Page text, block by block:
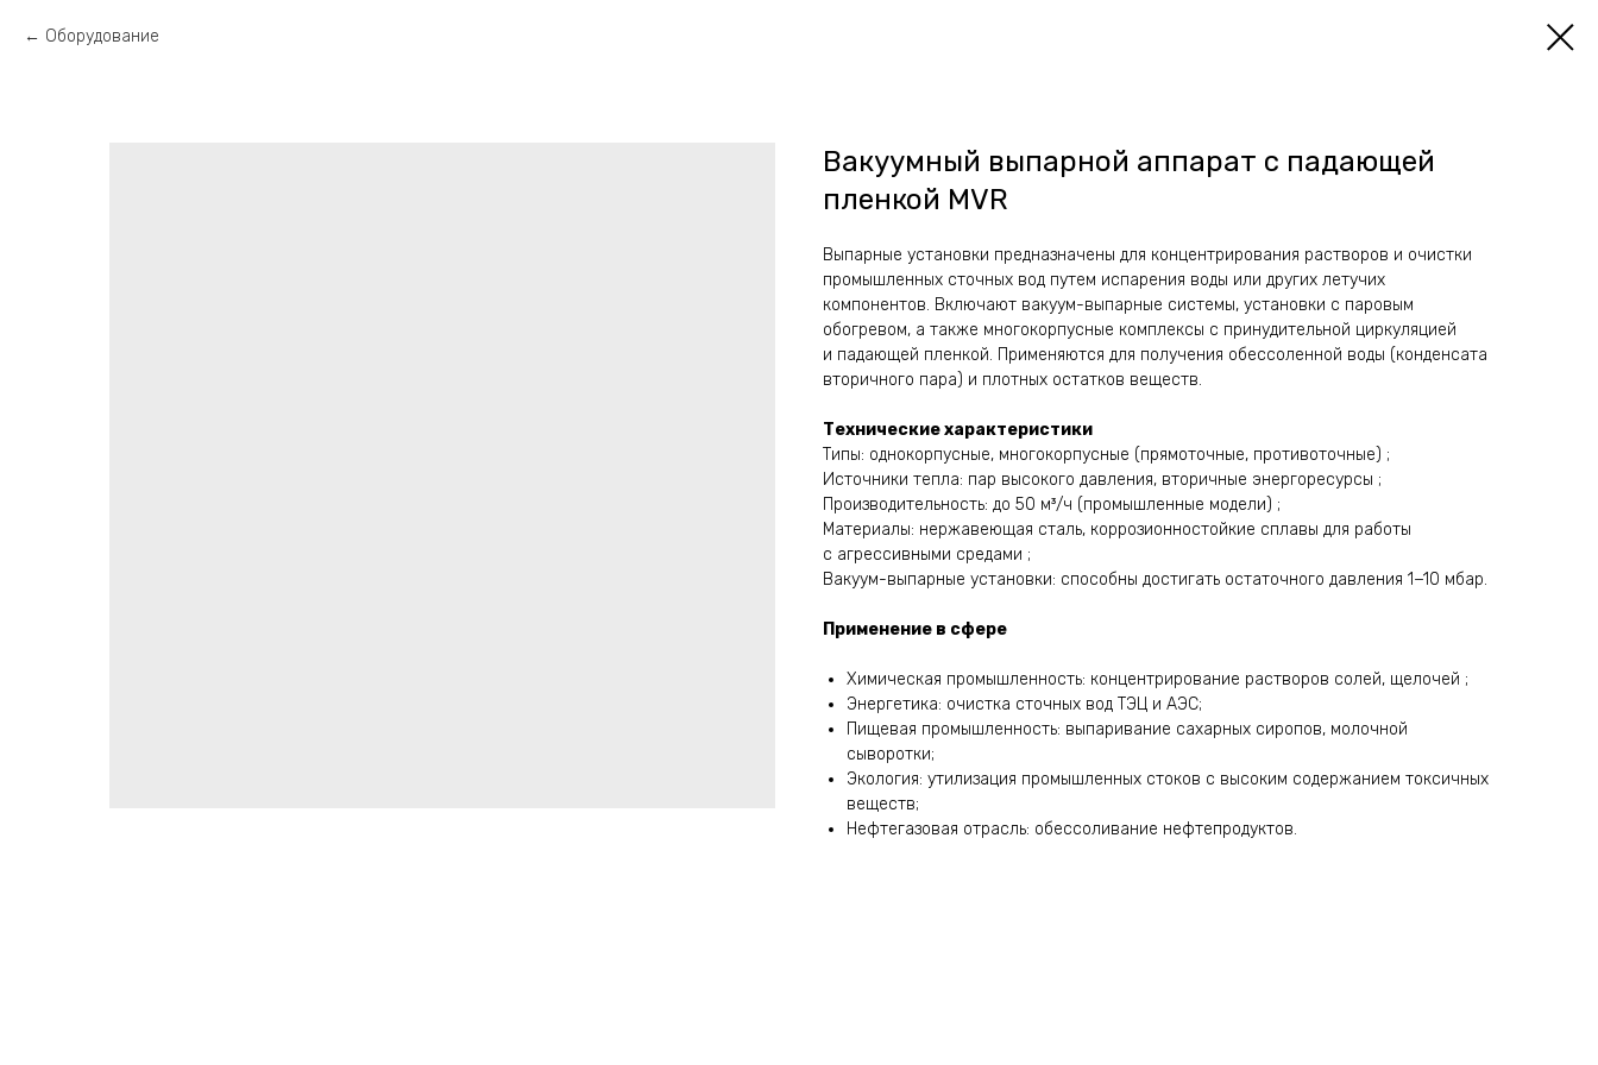
Оборудование
Вакуумный выпарной аппарат с падающей
пленкой MVR
Выпарные установки предназначены для концентрирования растворов и очистки
промышленных сточных вод путем испарения воды или других летучих
компонентов. Включают вакуум-выпарные системы, установки с паровым
обогревом, а также многокорпусные комплексы с принудительной циркуляцией
и падающей пленкой. Применяются для получения обессоленной воды (конденсата
вторичного пара) и плотных остатков веществ.
Технические характеристики
Типы: однокорпусные, многокорпусные (прямоточные, противоточные) ;
Источники тепла: пар высокого давления, вторичные энергоресурсы ;
Производительность: до 50 м³/ч (промышленные модели) ;
Материалы: нержавеющая сталь, коррозионностойкие сплавы для работы
с агрессивными средами ;
Вакуум-выпарные установки: способны достигать остаточного давления 1−10 мбар.
Применение в сфере
Химическая промышленность: концентрирование растворов солей, щелочей ;
Энергетика: очистка сточных вод ТЭЦ и АЭС;
Пищевая промышленность: выпаривание сахарных сиропов, молочной
сыворотки;
Экология: утилизация промышленных стоков с высоким содержанием токсичных
веществ;
Нефтегазовая отрасль: обессоливание нефтепродуктов.